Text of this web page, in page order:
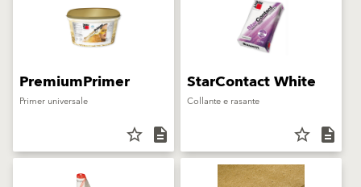
PremiumPrimer
Primer universale
star_border description
StarContact White
Collante e rasante
star_border description